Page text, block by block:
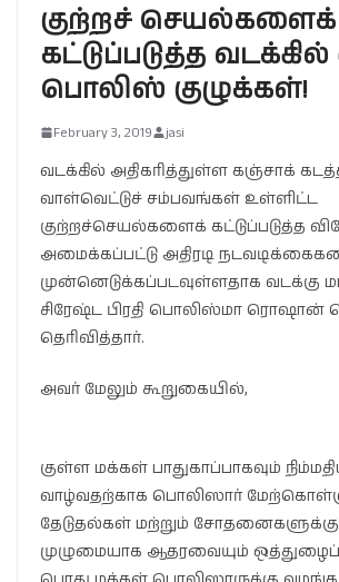
குற்றச் செயல்களைக்
கட்டுப்படுத்த
பொலிஸ் குழுக்கள்!
February 3, 2019 jasi
வடக்கில் அதிகரித்துள்ள கஞ்சாக்
வாள்வெட்டுச் சம்பவங்கள் உள்ளிட்ட
குற்றச்செயல்களைக் கட்டுப்படுத்த
அமைக்கப்பட்டு அதிரடி
முன்னெடுக்கப்படவுள்ளதாக வடக்கு
சிரேஷ்ட பிரதி பொலிஸ்மா
தெரிவித்தார்.
அவர் மேலும் கூறுகையில்,
குள்ள மக்கள் பாதுகாப்பாகவும்
வாழ்வதற்காக பொலிஸார்
தேடுதல்கள் மற்றும்
முழுமையாக ஆதரவையும்